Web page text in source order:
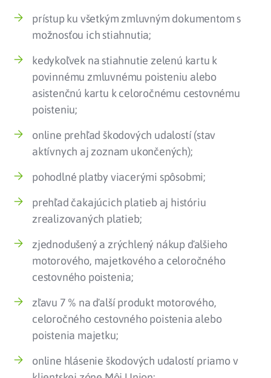
prístup ku všetkým zmluvným dokumentom s
možnosťou ich stiahnutia;
kedykoľvek na stiahnutie zelenú kartu k
povinnému zmluvnému poisteniu alebo
asistenčnú kartu k celoročnému cestovnému
poisteniu;
online prehľad škodových udalostí (stav
aktívnych aj zoznam ukončených);
pohodlné platby viacerými spôsobmi;
prehľad čakajúcich platieb aj históriu
zrealizovaných platieb;
zjednodušený a zrýchlený nákup ďalšieho
motorového, majetkového a celoročného
cestovného poistenia;
zľavu 7 % na ďalší produkt motorového,
celoročného cestovného poistenia alebo
poistenia majetku;
online hlásenie škodových udalostí priamo v